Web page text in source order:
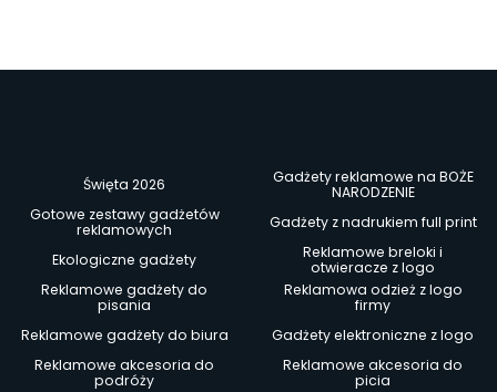
Święta 2026
Gadżety reklamowe na BOŻE
NARODZENIE
Gotowe zestawy gadżetów
reklamowych
Gadżety z nadrukiem full print
Ekologiczne gadżety
Reklamowe breloki i
otwieracze z logo
Reklamowe gadżety do
pisania
Reklamowa odzież z logo
firmy
Reklamowe gadżety do biura
Gadżety elektroniczne z logo
Reklamowe akcesoria do
podróży
Reklamowe akcesoria do
picia